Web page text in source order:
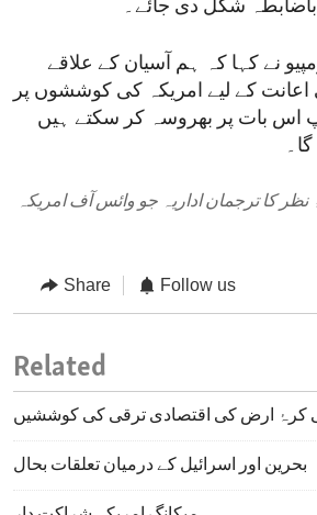
باضابطہ شکل دی جائے۔
نے کہا کہ ہم آسیان کے علاقے
اعانت کے لیے امریکہ کی کوششوں پر
اس بات پر بھروسہ کر سکتے ہیں
کا ترجمان اداریہ جو وائس آف امریکہ
Share Follow us
Related
کرۂ ارض کی اقتصادی ترقی کی کوششیں
بحرین اور اسرائیل کے درمیان تعلقات بحال